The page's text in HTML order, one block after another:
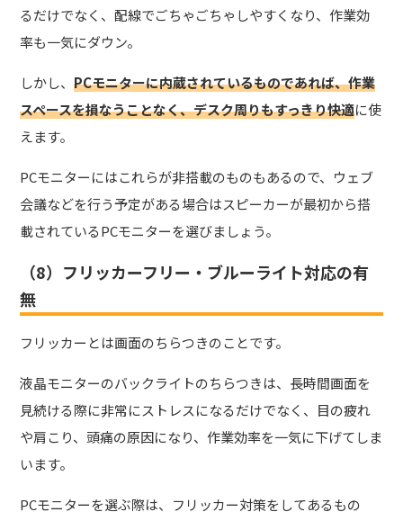
るだけでなく、配線でごちゃごちゃしやすくなり、作業効
率も一気にダウン。
しかし、PCモニターに内蔵されているものであれば、作業
スペースを損なうことなく、デスク周りもすっきり快適に使
えます。
PCモニターにはこれらが非搭載のものもあるので、ウェブ
会議などを行う予定がある場合はスピーカーが最初から搭
載されているPCモニターを選びましょう。
（8）フリッカーフリー・ブルーライト対応の有
無
フリッカーとは画面のちらつきのことです。
液晶モニターのバックライトのちらつきは、長時間画面を
見続ける際に非常にストレスになるだけでなく、目の疲れ
や肩こり、頭痛の原因になり、作業効率を一気に下げてしま
います。
PCモニターを選ぶ際は、フリッカー対策をしてあるもの